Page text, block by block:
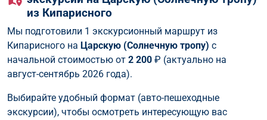
из Кипарисного
Мы подготовили 1 экскурсионный маршрут из
Кипарисного на Царскую (Солнечную тропу) с
начальной стоимостью от 2 200 ₽ (актуально на
август-сентябрь 2026 года).
Выбирайте удобный формат (авто-пешеходные
экскурсии), чтобы осмотреть интересующую вас